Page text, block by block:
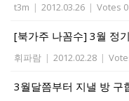
t3m | 2012.03.26 | Votes 0
[북가주 나꼼수] 3월 정
휘파람 | 2012.02.28 |
3월달쯤부터 지낼 방 구